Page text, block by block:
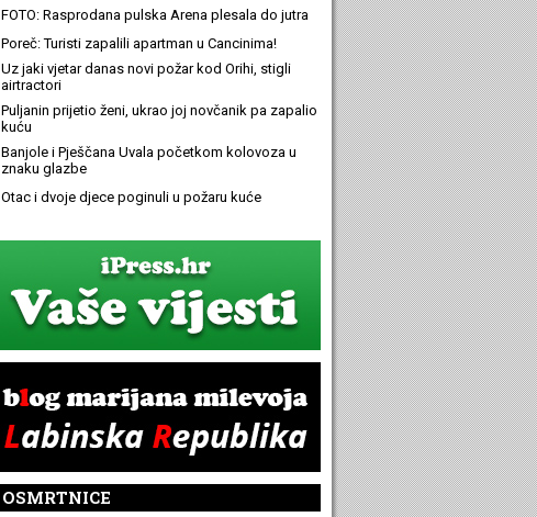
FOTO: Rasprodana pulska Arena plesala do jutra
Poreč: Turisti zapalili apartman u Cancinima!
Uz jaki vjetar danas novi požar kod Orihi, stigli
airtractori
Puljanin prijetio ženi, ukrao joj novčanik pa zapalio
kuću
Banjole i Pješčana Uvala početkom kolovoza u
znaku glazbe
Otac i dvoje djece poginuli u požaru kuće
OSMRTNICE